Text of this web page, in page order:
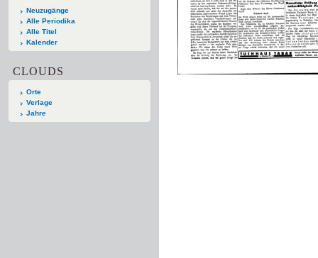
Neuzugänge
Alle Periodika
Alle Titel
Kalender
CLOUDS
Orte
Verlage
Jahre